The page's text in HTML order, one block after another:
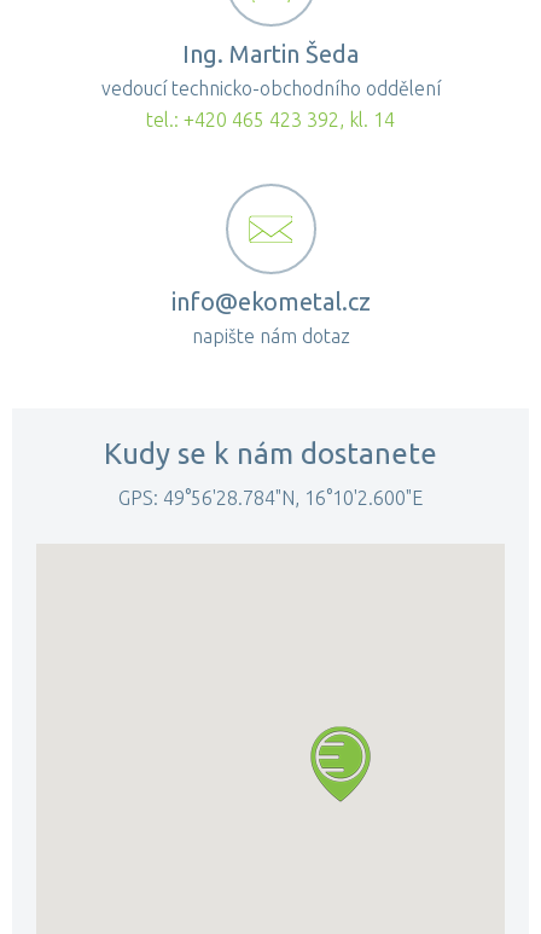
Ing. Martin Šeda
vedoucí technicko-obchodního oddělení
tel.: +420 465 423 392, kl. 14
info@ekometal.cz
napište nám dotaz
Kudy se k nám dostanete
GPS: 49°56'28.784"N, 16°10'2.600"E